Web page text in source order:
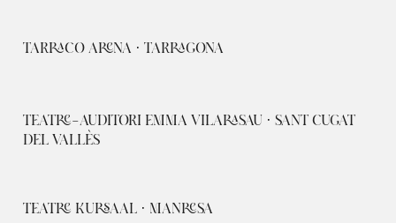
TARRACO ARENA · TARRAGONA
TEATRE-AUDITORI EMMA VILARASAU · SANT CUGAT
DEL VALLÈS
TEATRE KURSAAL · MANRESA